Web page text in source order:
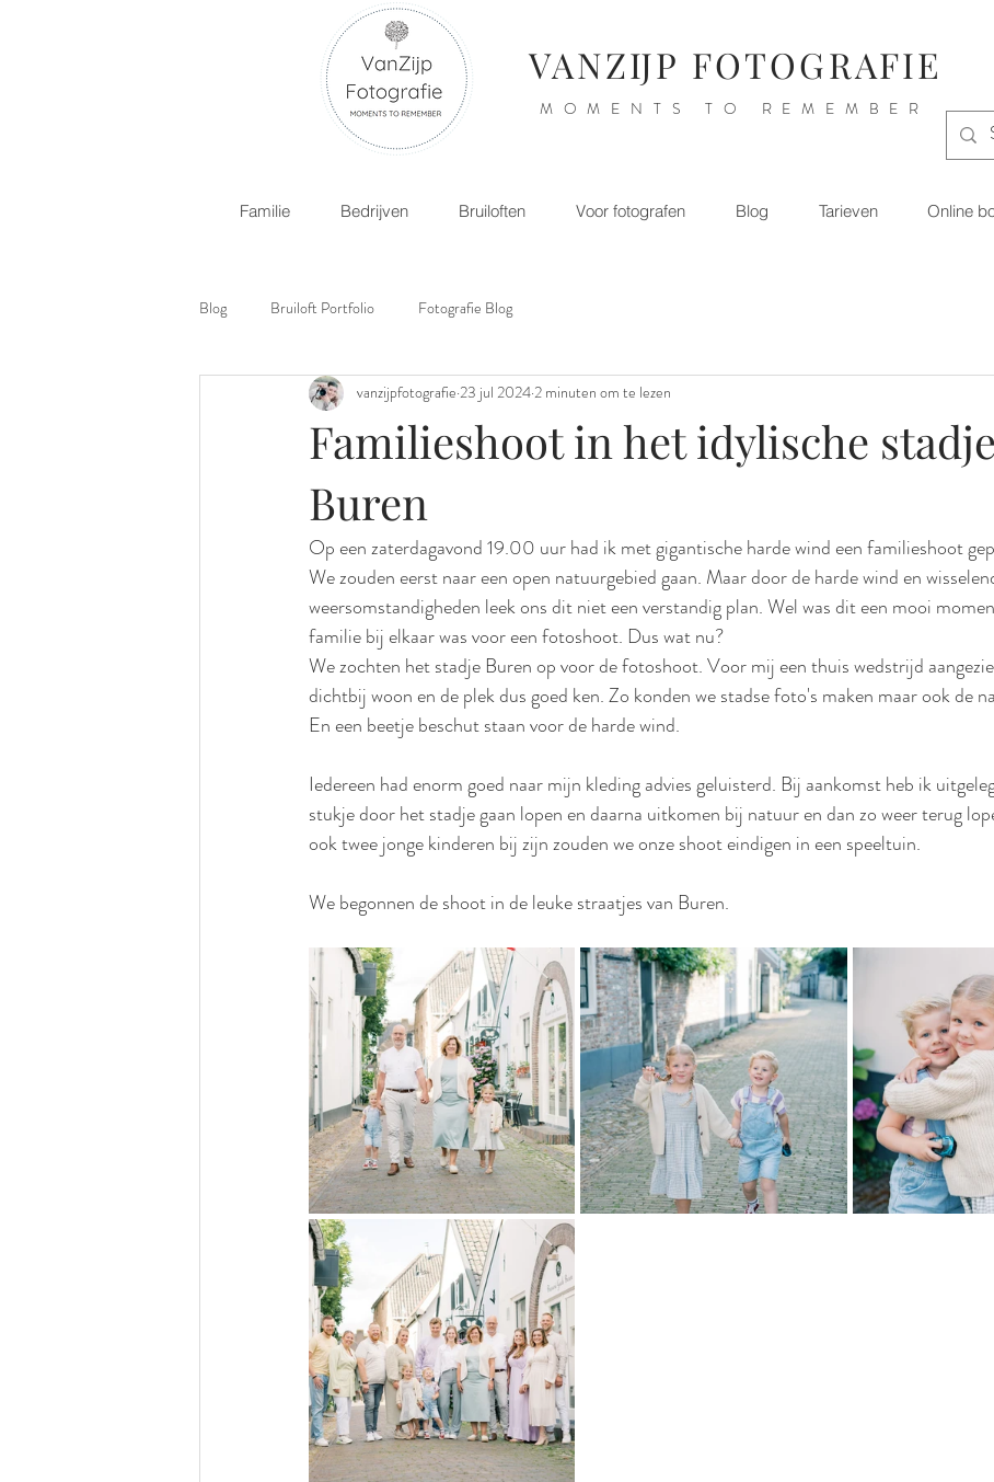
VANZIJP FOTOGRAFIE
MOMENTS TO REMEMBER
Familie Bedrijven Bruiloften Voor fotografen Blog Tarieven Online
Blog Bruiloft Portfolio Fotografie Blog
Familieshoot in het idylische stadje
Buren
vanzijpfotografie 23 jul 2024 2 minuten om te lezen
Op een zaterdagavond 19.00 uur had ik met gigantische harde wind een familieshoot
We zouden eerst naar een open natuurgebied gaan. Maar door de harde wind en
weersomstandigheden leek ons dit niet een verstandig plan. Wel was dit een mooi
familie bij elkaar was voor een fotoshoot. Dus wat nu?
We zochten het stadje Buren op voor de fotoshoot. Voor mij een thuis wedstrijd
dichtbij woon en de plek dus goed ken. Zo konden we stadse foto's maken maar ook de
En een beetje beschut staan voor de harde wind.
Iedereen had enorm goed naar mijn kleding advies geluisterd. Bij aankomst heb ik
stukje door het stadje gaan lopen en daarna uitkomen bij natuur en dan zo weer terug
ook twee jonge kinderen bij zijn zouden we onze shoot eindigen in een speeltuin.
We begonnen de shoot in de leuke straatjes van Buren.